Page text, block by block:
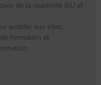
de la coactivité (EU et
accéder aux sites.
formation et